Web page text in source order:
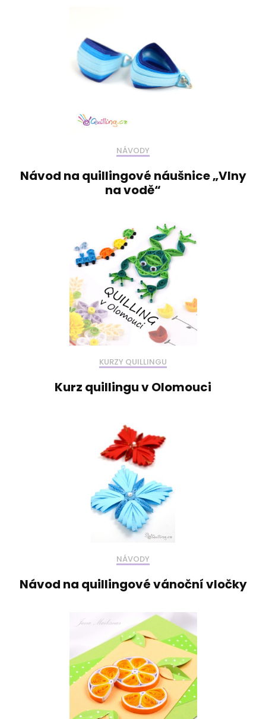
NÁVODY
Návod na quillingové náušnice „Vlny
na vodě“
KURZY QUILLINGU
Kurz quillingu v Olomouci
NÁVODY
Návod na quillingové vánoční vločky